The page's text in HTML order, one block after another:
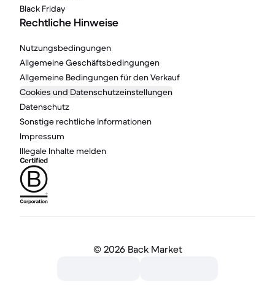
Black Friday
Rechtliche Hinweise
Nutzungsbedingungen
Allgemeine Geschäftsbedingungen
Allgemeine Bedingungen für den Verkauf
Cookies und Datenschutzeinstellungen
Datenschutz
Sonstige rechtliche Informationen
Impressum
Illegale Inhalte melden
© 2026 Back Market